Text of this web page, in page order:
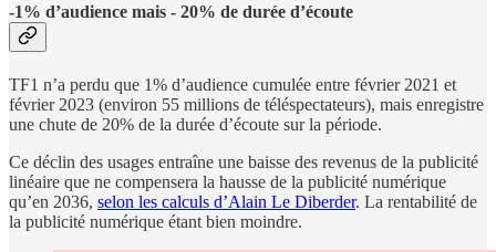
-1% d’audience mais - 20% de durée d’écoute
TF1 n’a perdu que 1% d’audience cumulée entre février 2021 et
février 2023 (environ 55 millions de téléspectateurs), mais enregistre
une chute de 20% de la durée d’écoute sur la période.
Ce déclin des usages entraîne une baisse des revenus de la publicité
linéaire que ne compensera la hausse de la publicité numérique
qu’en 2036, selon les calculs d’Alain Le Diberder. La rentabilité de
la publicité numérique étant bien moindre.